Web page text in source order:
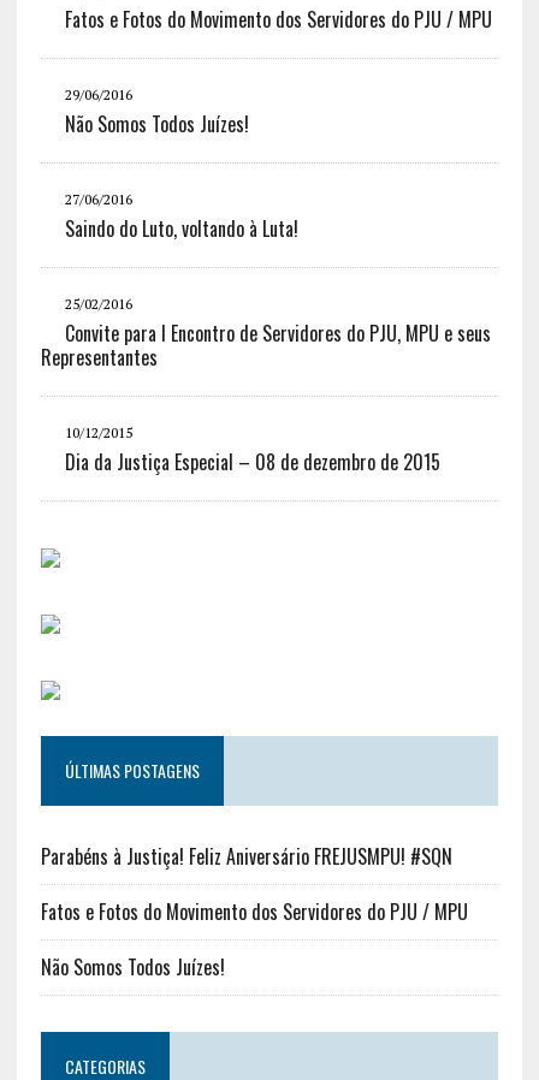
Fatos e Fotos do Movimento dos Servidores do PJU / MPU
29/06/2016
Não Somos Todos Juízes!
27/06/2016
Saindo do Luto, voltando à Luta!
25/02/2016
Convite para I Encontro de Servidores do PJU, MPU e seus
Representantes
10/12/2015
Dia da Justiça Especial – 08 de dezembro de 2015
ÚLTIMAS POSTAGENS
Parabéns à Justiça! Feliz Aniversário FREJUSMPU! #SQN
Fatos e Fotos do Movimento dos Servidores do PJU / MPU
Não Somos Todos Juízes!
CATEGORIAS